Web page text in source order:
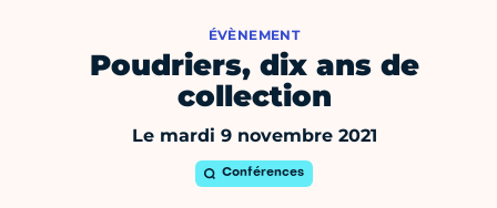
ÉVÈNEMENT
Poudriers, dix ans de
collection
Le mardi 9 novembre 2021
Conférences